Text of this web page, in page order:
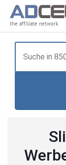
the affiliate network